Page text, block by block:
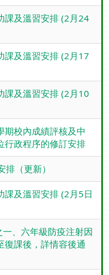
課及溫習安排 (2月24
課及溫習安排 (2月17
課及溫習安排 (2月10
期校內成績評核及中
行政程序的修訂安排
（更新）
課及溫習安排 (2月5日
、六年級防疫注射因
復課後，詳情容後通